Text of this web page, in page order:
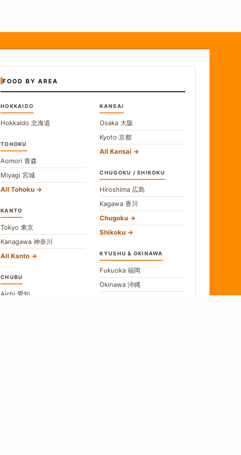
FOOD BY AREA
HOKKAIDO
Hokkaido 北海道
TOHOKU
Aomori 青森
Miyagi 宮城
All Tohoku
KANTO
Tokyo 東京
Kanagawa 神奈川
All Kanto
CHUBU
Aichi 愛知
KANSAI
Osaka 大阪
Kyoto京都
All Kansai
CHUGOKU / SHIKOKU
Hiroshima 広島
Kagawa香川
Chugoku
Shikoku
KYUSHU & OKINAWA
Fukuoka福岡
Okinawa沖縄